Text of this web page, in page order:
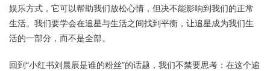
娱乐方式，它可以帮助我们放松心情，但决不能影响到我们的正常
生活。我们要学会在追星与生活之间找到平衡，让追星成为我们生
活的一部分，而不是全部。
回到“小红书刘晨辰是谁的粉丝”的话题，我们不禁要思考：在这个追